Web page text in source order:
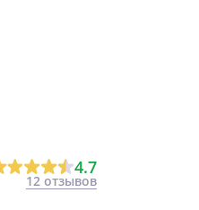
4.7
12 отзывов